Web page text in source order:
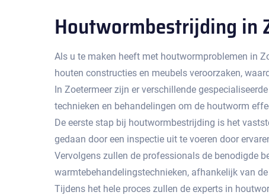
Houtwormbestrijding in
Als u te maken heeft met houtwormproblemen in
houten constructies en meubels veroorzaken,
In Zoetermeer zijn er verschillende
technieken en behandelingen om de houtworm
De eerste stap bij houtwormbestrijding is het
gedaan door een inspectie uit te voeren door
Vervolgens zullen de professionals de benodigde
warmtebehandelingstechnieken, afhankelijk van
Tijdens het hele proces zullen de experts in